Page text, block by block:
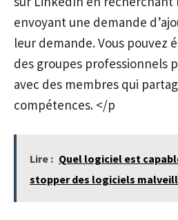
envoyant une demande
leur demande. Vous pouvez
des groupes professionnels
avec des membres qui
compétences. </p
Lire : Quel logiciel est
stopper des logiciels